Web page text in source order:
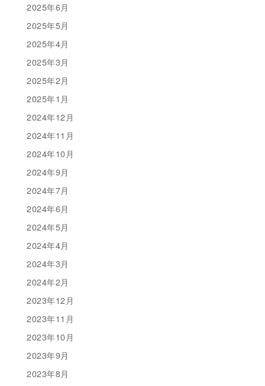
2025年6月
2025年5月
2025年4月
2025年3月
2025年2月
2025年1月
2024年12月
2024年11月
2024年10月
2024年9月
2024年7月
2024年6月
2024年5月
2024年4月
2024年3月
2024年2月
2023年12月
2023年11月
2023年10月
2023年9月
2023年8月